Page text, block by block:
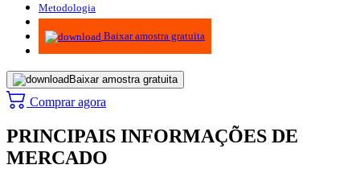
Metodologia
Infográficos
Baixar amostra gratuita
Baixar amostra gratuita
Comprar agora
PRINCIPAIS INFORMAÇÕES DE
MERCADO